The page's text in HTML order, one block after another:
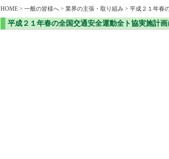
HOME > 一般の皆様へ > 業界の主張・取り組み > 平成２１年春
平成２１年春の全国交通安全運動全ト協実施計画